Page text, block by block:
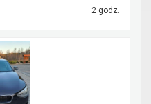
2 godz.